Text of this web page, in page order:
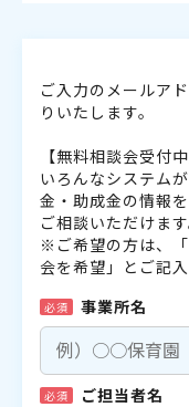
ご入力のメールア
りいたします。
【無料相談会受付中
いろんなシステム
金・助成金の情報
ご相談いただけます
※ご希望の方は、
会を希望」とご記入
必須 事業所名
必須 ご担当者名